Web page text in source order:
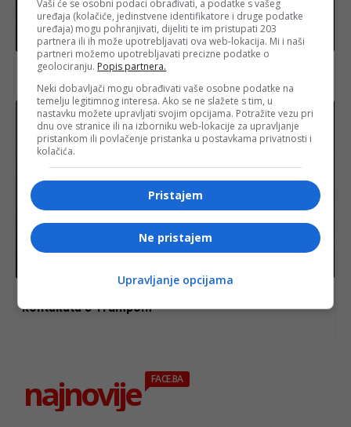
Izdvojeno
Izrael zabranio generalnom sekretaru Arapske lige
posjetu Ramallahu
kontakata s Trumpom
najnovije FACE.BA
Vaši će se osobni podaci obrađivati, a podatke s vašeg
uređaja (kolačiće, jedinstvene identifikatore i druge podatke
uređaja) mogu pohranjivati, dijeliti te im pristupati 203
partnera ili ih može upotrebljavati ova web-lokacija. Mi i naši
partneri možemo upotrebljavati precizne podatke o
geolociranju. Popis partnera.
Neki dobavljači mogu obrađivati vaše osobne podatke na
temelju legitimnog interesa. Ako se ne slažete s tim, u
nastavku možete upravljati svojim opcijama. Potražite vezu pri
dnu ove stranice ili na izborniku web-lokacije za upravljanje
pristankom ili povlačenje pristanka u postavkama privatnosti i
kolačića.
Pristajem
Ne pristajem
Upravljanje opcijama